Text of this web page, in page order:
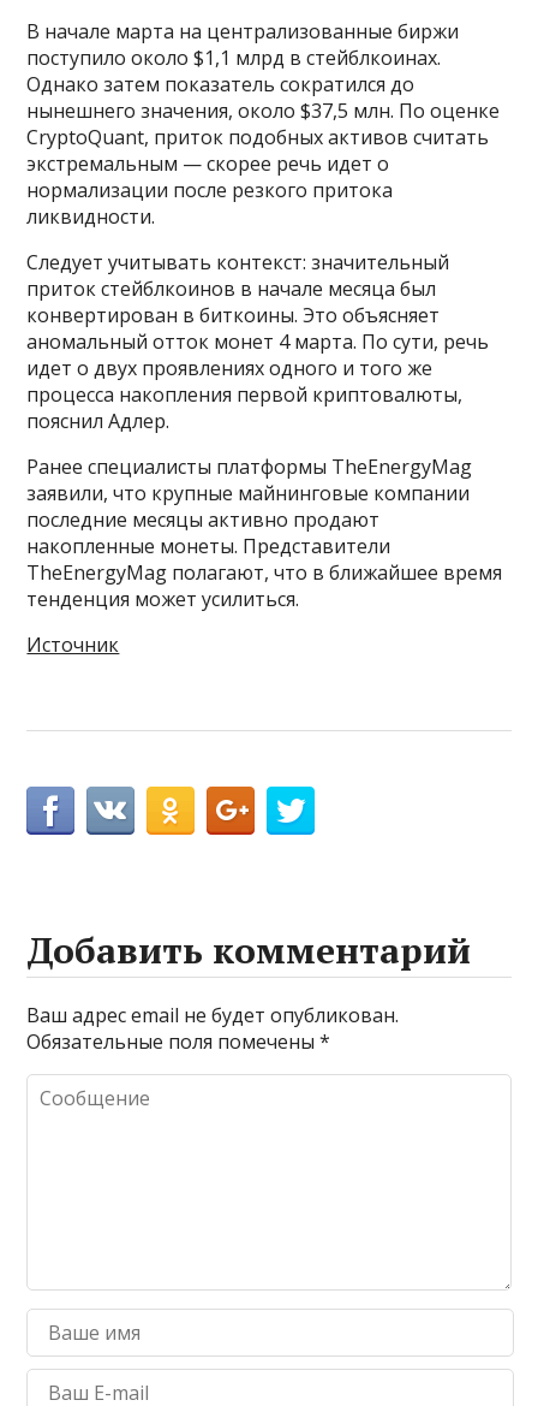
В начале марта на централизованные биржи
поступило около $1,1 млрд в стейблкоинах.
Однако затем показатель сократился до
нынешнего значения, около $37,5 млн. По оценке
CryptoQuant, приток подобных активов считать
экстремальным — скорее речь идет о
нормализации после резкого притока
ликвидности.
Следует учитывать контекст: значительный
приток стейблкоинов в начале месяца был
конвертирован в биткоины. Это объясняет
аномальный отток монет 4 марта. По сути, речь
идет о двух проявлениях одного и того же
процесса накопления первой криптовалюты,
пояснил Адлер.
Ранее специалисты платформы TheEnergyMag
заявили, что крупные майнинговые компании
последние месяцы активно продают
накопленные монеты. Представители
TheEnergyMag полагают, что в ближайшее время
тенденция может усилиться.
Источник
Добавить комментарий
Ваш адрес email не будет опубликован.
Обязательные поля помечены*